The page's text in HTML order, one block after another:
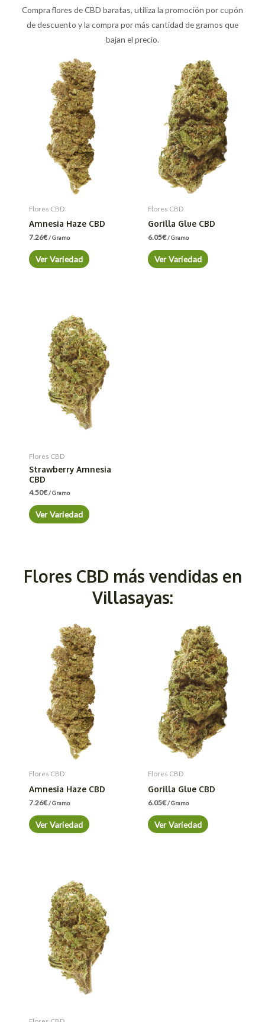
Compra flores de CBD baratas, utiliza la promoción por cupón
de descuento y la compra por más cantidad de gramos que
bajan el precio.
Flores CBD
Amnesia Haze CBD
7.26€/ Gramo
Ver Variedad
Flores CBD
Gorilla Glue CBD
6.05€/ Gramo
Ver Variedad
Flores CBD
Strawberry Amnesia
CBD
4.50€/ Gramo
Ver Variedad
Flores CBD más vendidas en
Villasayas:
Flores CBD
Amnesia Haze CBD
7.26€/ Gramo
Ver Variedad
Flores CBD
Gorilla Glue CBD
6.05€/ Gramo
Ver Variedad